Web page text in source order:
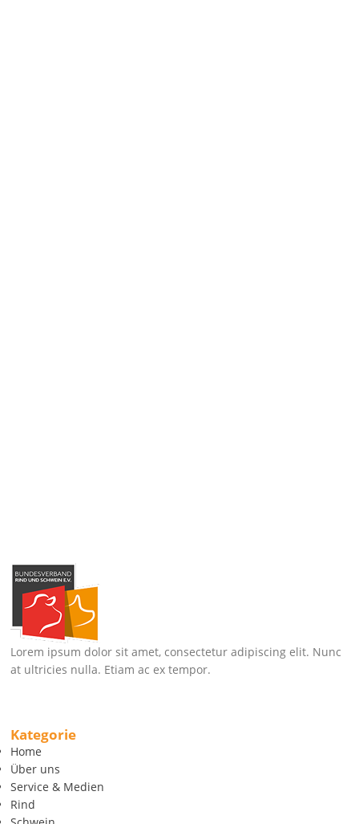
Lorem ipsum dolor sit amet, consectetur adipiscing elit. Nunc
at ultricies nulla. Etiam ac ex tempor.
Kategorie
Home
Über uns
Service & Medien
Rind